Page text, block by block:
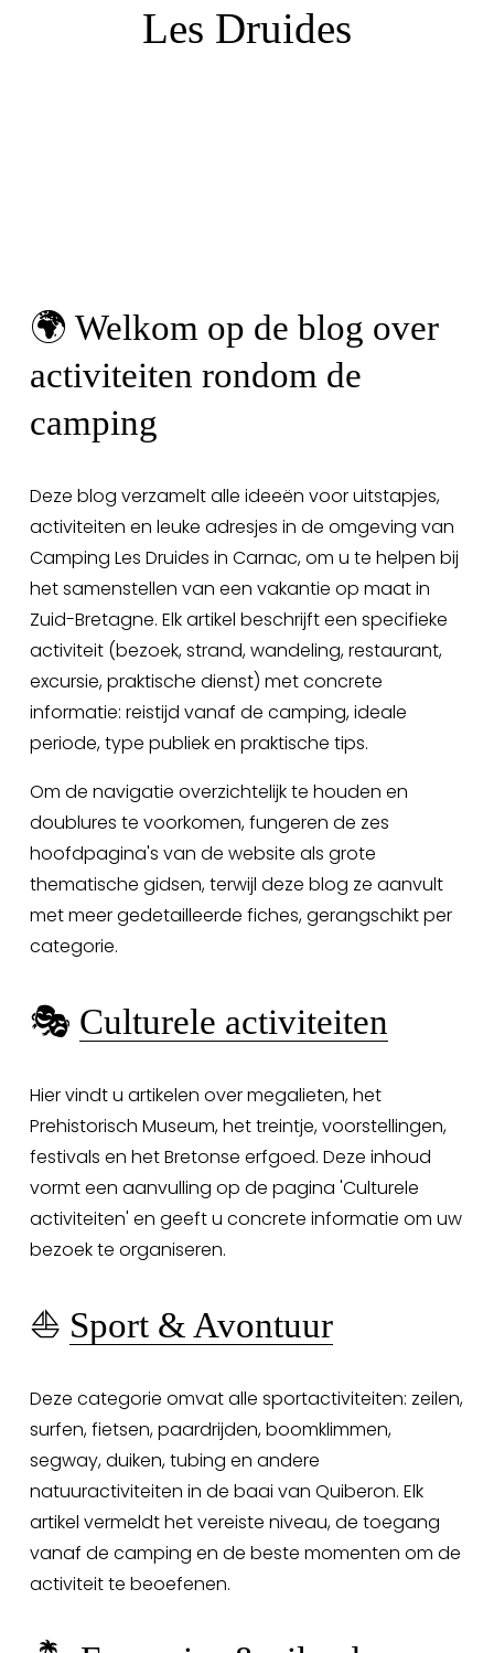
Les Druides
🌍 Welkom op de blog over
activiteiten rondom de
camping
Deze blog verzamelt alle ideeën voor uitstapjes,
activiteiten en leuke adresjes in de omgeving van
Camping Les Druides in Carnac, om u te helpen bij
het samenstellen van een vakantie op maat in
Zuid-Bretagne. Elk artikel beschrijft een specifieke
activiteit (bezoek, strand, wandeling, restaurant,
excursie, praktische dienst) met concrete
informatie: reistijd vanaf de camping, ideale
periode, type publiek en praktische tips.
Om de navigatie overzichtelijk te houden en
doublures te voorkomen, fungeren de zes
hoofdpagina's van de website als grote
thematische gidsen, terwijl deze blog ze aanvult
met meer gedetailleerde fiches, gerangschikt per
categorie.
🎭 Culturele activiteiten
Hier vindt u artikelen over megalieten, het
Prehistorisch Museum, het treintje, voorstellingen,
festivals en het Bretonse erfgoed. Deze inhoud
vormt een aanvulling op de pagina 'Culturele
activiteiten' en geeft u concrete informatie om uw
bezoek te organiseren.
⛵ Sport & Avontuur
Deze categorie omvat alle sportactiviteiten: zeilen,
surfen, fietsen, paardrijden, boomklimmen,
segway, duiken, tubing en andere
natuuractiviteiten in de baai van Quiberon. Elk
artikel vermeldt het vereiste niveau, de toegang
vanaf de camping en de beste momenten om de
activiteit te beoefenen.